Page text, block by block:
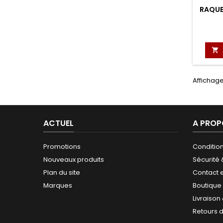

ACTUEL
Promotions
Nouveaux produits
Plan du site
Marques
A
Sécurité
Contact
Retours